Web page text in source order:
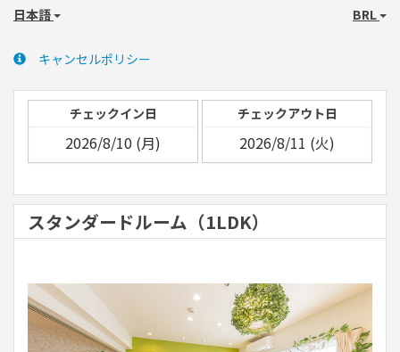
日本語 BRL
キャンセルポリシー
チェックイン日 チェックアウト日
スタンダードルーム（1LDK）